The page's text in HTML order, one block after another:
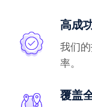
高成
我们
率。
覆盖